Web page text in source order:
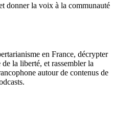
donner la voix à la communauté
en France, décrypter
la liberté, et rassembler la
autour de contenus de